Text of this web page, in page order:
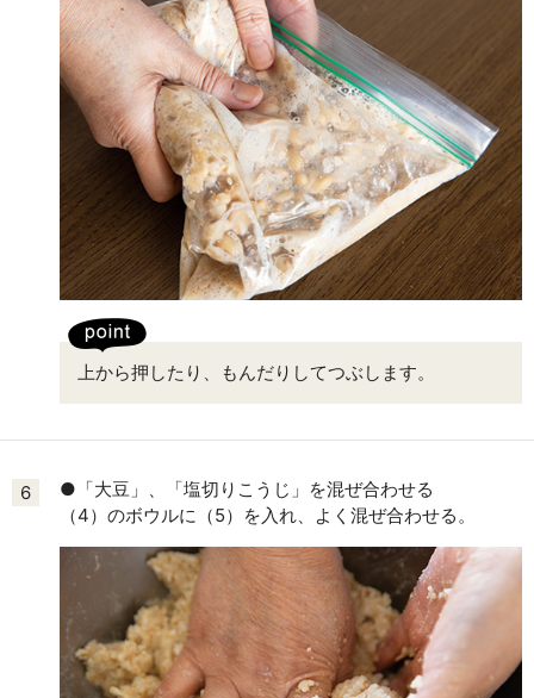
上から押したり、もんだりしてつぶします。
6
●「大豆」、「塩切りこうじ」を混ぜ合わせる
（4）のボウルに（5）を入れ、よく混ぜ合わせる。